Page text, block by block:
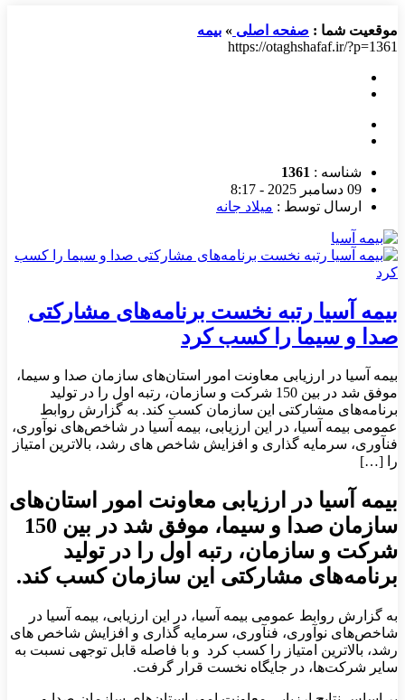
موقعیت شما : صفحه اصلی » بیمه
https://otaghshafaf.ir/?p=1361
شناسه : 1361
09 دسامبر 2025 - 8:17
ارسال توسط : میلاد جانه
بیمه آسیا رتبه نخست برنامه‌های مشارکتی
صدا و سیما را کسب کرد
بیمه آسیا در ارزیابی معاونت امور استان‌های سازمان صدا و سیما،
موفق شد در بین 150 شرکت و سازمان، رتبه اول را در تولید
برنامه‌های مشارکتی این سازمان کسب کند. به گزارش روابط
عمومی بیمه آسیا، در این ارزیابی، بیمه آسیا در شاخص‌های نوآوری،
فنآوری، سرمایه گذاری و افزایش شاخص های رشد، بالاترین امتیاز
را […]
بیمه آسیا در ارزیابی معاونت امور استان‌های
سازمان صدا و سیما، موفق شد در بین 150
شرکت و سازمان، رتبه اول را در تولید
برنامه‌های مشارکتی این سازمان کسب کند.
به گزارش روابط عمومی بیمه آسیا، در این ارزیابی، بیمه آسیا در
شاخص‌های نوآوری، فنآوری، سرمایه گذاری و افزایش شاخص های
رشد، بالاترین امتیاز را کسب کرد و با فاصله قابل توجهی نسبت به
سایر شرکت‌ها، در جایگاه نخست قرار گرفت.